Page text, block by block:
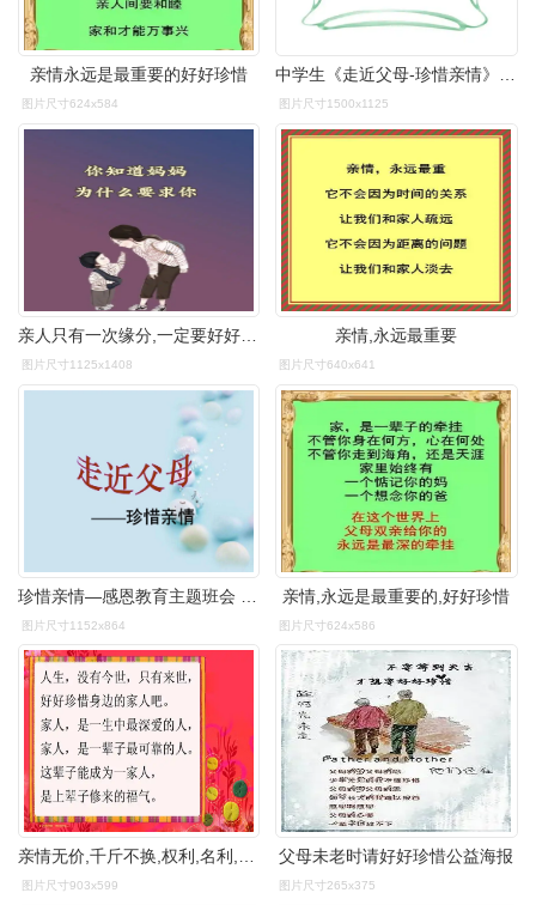
亲情永远是最重要的好好珍惜
图片尺寸624x584
中学生《走近父母-珍惜亲情》感恩教育主题班会课件_第1页
图片尺寸1500x1125
图片尺寸1125x1408
亲情,永远最重要
图片尺寸640x641
图片尺寸1152x864
亲情,永远是最重要的,好好珍惜
图片尺寸624x586
亲情无价,千斤不换,权利,名利,金钱,都没有一家人在一起重要
图片尺寸903x599
父母未老时请好好珍惜公益海报
图片尺寸265x375